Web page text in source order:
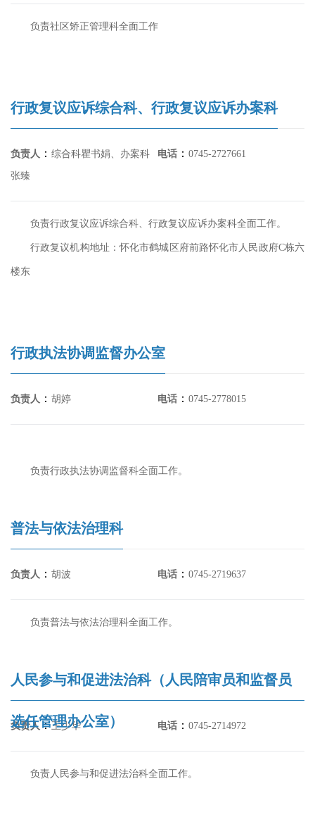
负责社区矫正管理科全面工作
行政复议应诉综合科、行政复议应诉办案科
负责人 ： 综合科瞿书娟、办案科
张臻
电话 ： 0745-2727661
负责行政复议应诉综合科、行政复议应诉办案科全面工作。
行政复议机构地址：怀化市鹤城区府前路怀化市人民政府C栋六
楼东
行政执法协调监督办公室
负责人 ： 胡婷 电话 ： 0745-2778015
负责行政执法协调监督科全面工作。
普法与依法治理科
负责人 ： 胡波 电话 ： 0745-2719637
负责普法与依法治理科全面工作。
人民参与和促进法治科（人民陪审员和监督员
选任管理办公室）
负责人：王少华 电话 ： 0745-2714972
负责人民参与和促进法治科全面工作。